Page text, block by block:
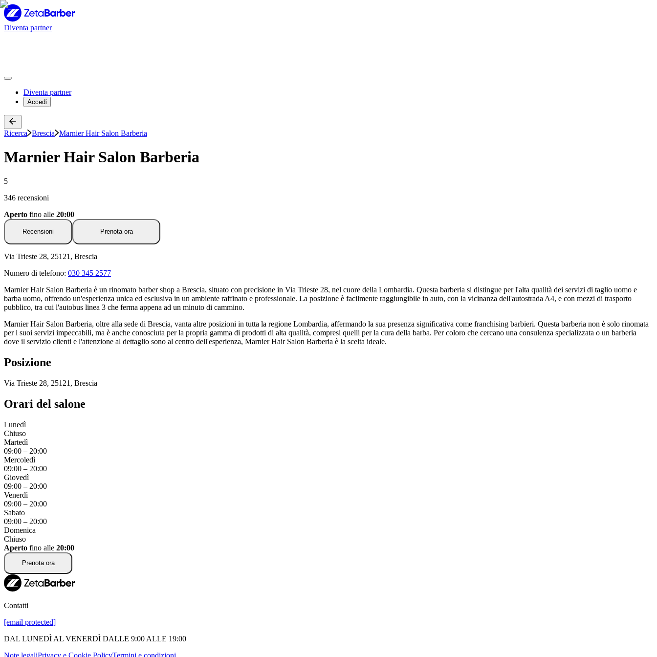
Diventa partner
Diventa partner
Accedi
Ricerca Brescia Marnier Hair Salon Barberia
Marnier Hair Salon Barberia
5
346 recensioni
Aperto fino alle 20:00
Recensioni Prenota ora
Via Trieste 28, 25121, Brescia
Numero di telefono: 030 345 2577
Marnier Hair Salon Barberia è un rinomato barber shop a Brescia, situato con precisione in Via Trieste 28, nel cuore della Lombardia. Questa barberia si distingue per l'alta qualità dei servizi di taglio uomo e
barba uomo, offrendo un'esperienza unica ed esclusiva in un ambiente raffinato e professionale. La posizione è facilmente raggiungibile in auto, con la vicinanza dell'autostrada A4, e con mezzi di trasporto
pubblico, tra cui l'autobus linea 3 che ferma appena ad un minuto di cammino.
Marnier Hair Salon Barberia, oltre alla sede di Brescia, vanta altre posizioni in tutta la regione Lombardia, affermando la sua presenza significativa come franchising barbieri. Questa barberia non è solo rinomata
per i suoi servizi impeccabili, ma è anche conosciuta per la propria gamma di prodotti di alta qualità, compresi quelli per la cura della barba. Per coloro che cercano una consulenza specializzata o un barberia
dove il servizio clienti e l'attenzione al dettaglio sono al centro dell'esperienza, Marnier Hair Salon Barberia è la scelta ideale.
Posizione
Via Trieste 28, 25121, Brescia
Orari del salone
Lunedì
Chiuso
Martedì
09:00 – 20:00
Mercoledì
09:00 – 20:00
Giovedì
09:00 – 20:00
Venerdì
09:00 – 20:00
Sabato
09:00 – 20:00
Domenica
Chiuso
Aperto fino alle 20:00
Prenota ora
Contatti
[email protected]
DAL LUNEDÌ AL VENERDÌ DALLE 9:00 ALLE 19:00
Note legaliPrivacy e Cookie PolicyTermini e condizioni